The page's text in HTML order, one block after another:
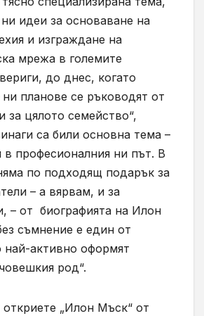
идеи за основаване на
и изграждане на
мрежа в големите
до днес, когато
ни планове се ръководят от
за цялото семейство“,
са били основна тема –
в професионалния ни път. В
по подходящ подарък за
– а вярвам, и за
– от биографията на Илон
съмнение е един от
най-активно оформят
род“.
„Илон Мъск“ от